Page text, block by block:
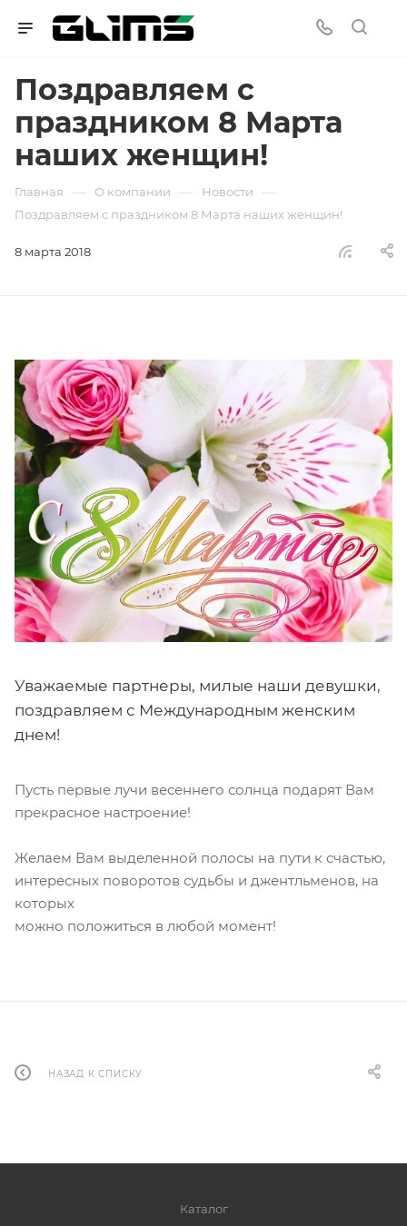
Поздравляем с
праздником 8 Марта
наших женщин!
Главная — О компании — Новости —
Поздравляем с праздником 8 Марта наших женщин!
8 марта 2018
Уважаемые партнеры, милые наши девушки,
поздравляем с Международным женским
днем!
Пусть первые лучи весеннего солнца подарят Вам
прекрасное настроение!
Желаем Вам выделенной полосы на пути к счастью,
интересных поворотов судьбы и джентльменов, на
которых
можно положиться в любой момент!
НАЗАД К СПИСКУ
Каталог